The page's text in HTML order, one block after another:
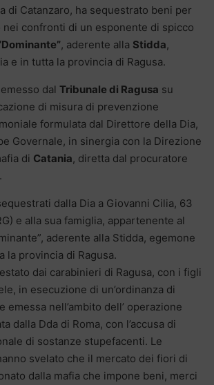
di Catanzaro, ha sequestrato beni per
confronti di un esponente di spicco
, aderente alla Stidda,
e in tutta la provincia di Ragusa.
dal Tribunale di Ragusa su
di misura di prevenzione
formulata dal Direttore della Dia,
Governale, in sinergia con la Direzione
di Catania, diretta dal procuratore
dalla Dia a Giovanni Cilia, 63
e alla sua famiglia, appartenente al
aderente alla Stidda, egemone
la provincia di Ragusa.
dai carabinieri di Ragusa, con i figli
in esecuzione di un’ordinanza di
emessa nell’ambito dell’ operazione
dalla Dda di Roma, con l’accusa di
di sostanze stupefacenti. Le
svelato che il mercato dei fiori di
dalla mafia che impone beni, merci